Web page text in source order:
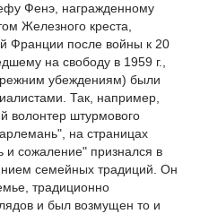
Фенэ, награжденному
Железного креста,
Франции после войны к 20
на свободу в 1959 г.,
убеждениям) были
Так, например,
волонтер штурмового
на страницах
сожаление" признался в
семейных традиций. Он
традиционно
и был возмущен то и